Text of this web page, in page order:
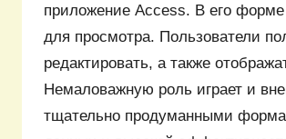
приложение Access. В его
для просмотра. Пользователи
редактировать, а также
Немаловажную роль играет и
тщательно продуманными